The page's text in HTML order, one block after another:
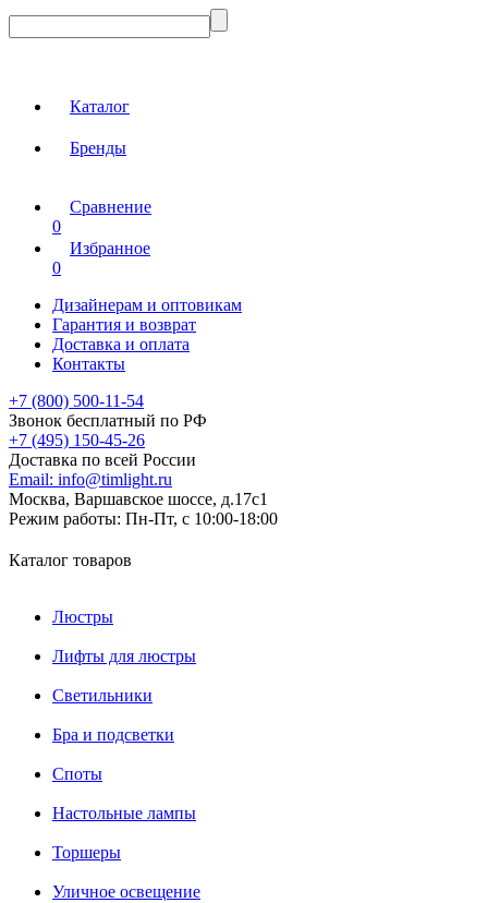
Каталог
Бренды
Сравнение
0
Избранное
0
Дизайнерам и оптовикам
Гарантия и возврат
Доставка и оплата
Контакты
+7 (800) 500-11-54
Звонок бесплатный по РФ
+7 (495) 150-45-26
Доставка по всей России
Email: info@timlight.ru
Москва, Варшавское шоссе, д.17c1
Режим работы: Пн-Пт, с 10:00-18:00
Каталог товаров
Люстры
Лифты для люстры
Светильники
Бра и подсветки
Споты
Настольные лампы
Торшеры
Уличное освещение